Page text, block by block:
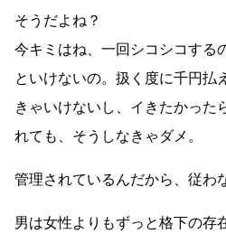
そうだよね？
今キミはね、一回シコシコする
といけないの。扱く度に千円払
きゃいけないし、イきたかった
れても、そうしなきゃダメ。
管理されているんだから、従わ
男は女性よりもずっと格下の存